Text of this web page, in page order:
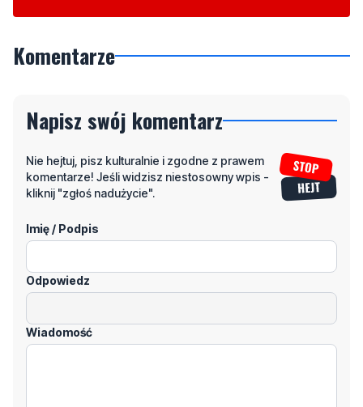
Komentarze
Napisz swój komentarz
Nie hejtuj, pisz kulturalnie i zgodne z prawem
komentarze! Jeśli widzisz niestosowny wpis -
kliknij "zgłoś nadużycie".
Imię / Podpis
Odpowiedz
Wiadomość